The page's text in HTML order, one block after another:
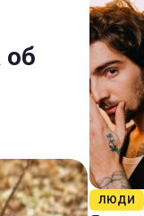
об
ЛЮДИ